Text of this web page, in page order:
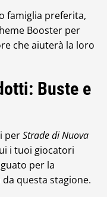
famiglia preferita,
Booster per
che aiuterà la loro
Buste e
perStrade di Nuova
i tuoi giocatori
per la
questa stagione.